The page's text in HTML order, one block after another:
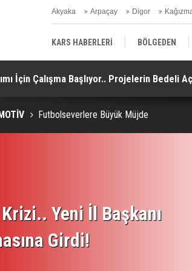
Akyaka Arpaçay Digor
KARS HABERLERİ BÖLGEDEN
EKONOMİ | FİNANS | OTOMOTİV
İçin Çalışma Başlıyor.. Projelerin Bedeli
Futbolseverlere Büyük Müjde
Yeni İl Başkanı
Girdi!